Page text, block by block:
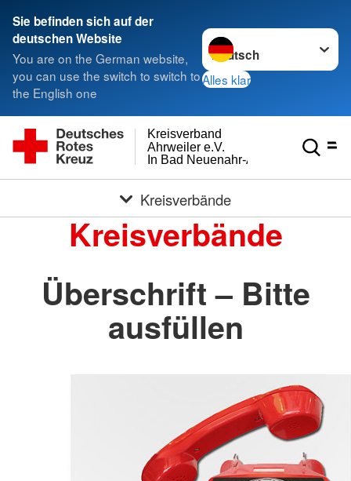
Sie befinden sich auf der
deutschen Website
You are on the German website,
you can use the switch to switch to
the English one
Sprache wechseln zu
Alles klar
In Bad Neuenahr-Ahrweiler
Ahrweiler e.V.
Kreisverband
Kreisverbände
Kreisverbände
Überschrift – Bitte
ausfüllen